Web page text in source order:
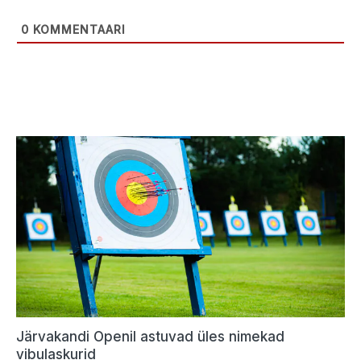
0 KOMMENTAARI
Järvakandi Openil astuvad üles nimekad
vibulaskurid